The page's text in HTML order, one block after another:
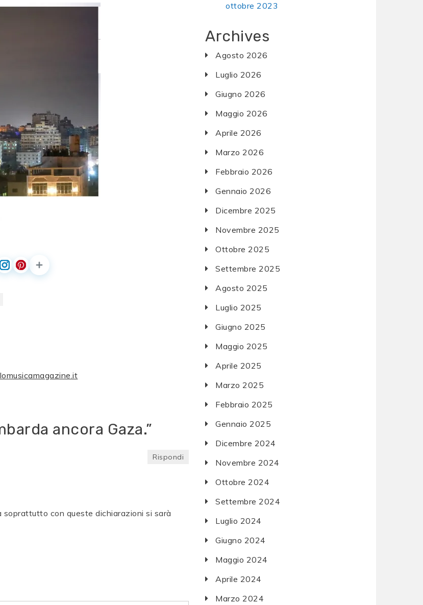
ancora Gaza.”
soprattutto con queste dichiarazioni si sarà
Rispondi
ottobre 2023
Archives
Agosto 2026
Luglio 2026
Giugno 2026
Maggio 2026
Aprile 2026
Marzo 2026
Febbraio 2026
Gennaio 2026
Dicembre 2025
Novembre 2025
Ottobre 2025
Settembre 2025
Agosto 2025
Luglio 2025
Giugno 2025
Maggio 2025
Aprile 2025
Marzo 2025
Febbraio 2025
Gennaio 2025
Dicembre 2024
Novembre 2024
Ottobre 2024
Settembre 2024
Luglio 2024
Giugno 2024
Maggio 2024
Aprile 2024
Marzo 2024